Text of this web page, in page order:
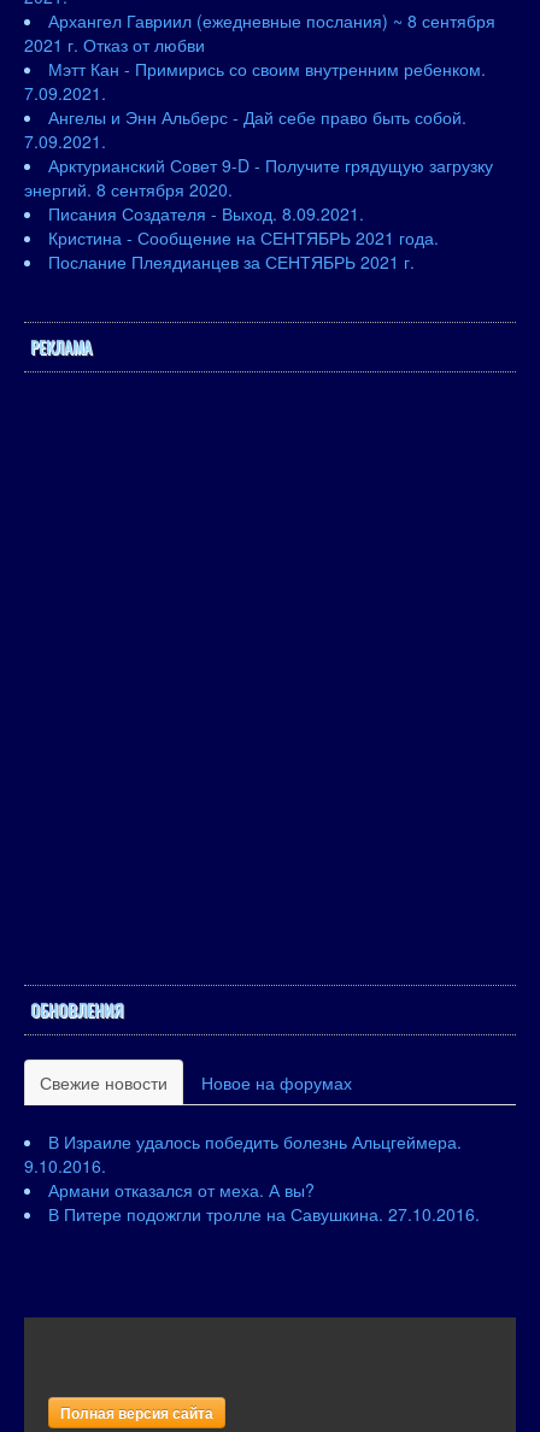
Архангел Гавриил (ежедневные послания) ~ 8 сентября
2021 г. Отказ от любви
Мэтт Кан - Примирись со своим внутренним ребенком.
7.09.2021.
Ангелы и Энн Альберс - Дай себе право быть собой.
7.09.2021.
Арктурианский Совет 9-D - Получите грядущую загрузку
энергий. 8 сентября 2020.
Писания Создателя - Выход. 8.09.2021.
Кристина - Сообщение на СЕНТЯБРЬ 2021 года.
Послание Плеядианцев за СЕНТЯБРЬ 2021 г.
РЕКЛАМА
ОБНОВЛЕНИЯ
Свежие новости Новое на форумах
В Израиле удалось победить болезнь Альцгеймера.
9.10.2016.
Армани отказался от меха. А вы?
В Питере подожгли тролле на Савушкина. 27.10.2016.
Полная версия сайта